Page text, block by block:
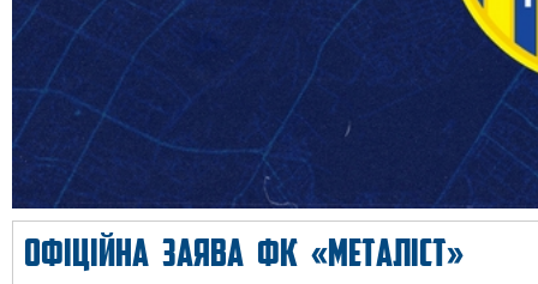
ОФІЦІЙНА ЗАЯВА ФК «МЕТАЛІСТ»